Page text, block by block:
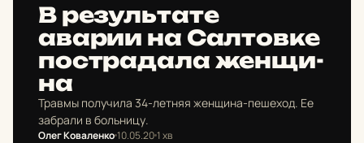
В ре­зуль­та­те
аварии на Сал­тов­ке
пос­тра­да­ла жен­щи­
на
Травмы получила 34-летняя женщина-пешеход. Ее
забрали в больницу.
Олег Коваленко10.05.201 хв